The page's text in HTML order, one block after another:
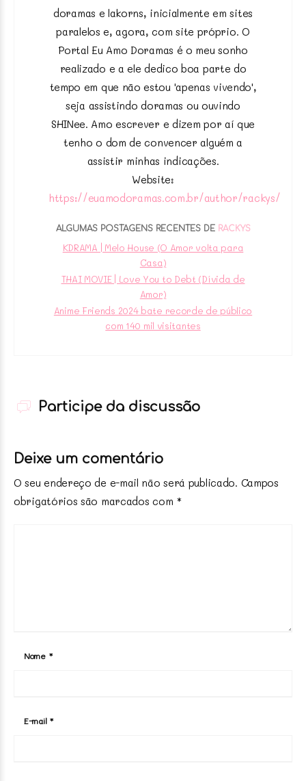
doramas e lakorns, inicialmente em sites
paralelos e, agora, com site próprio. O
Portal Eu Amo Doramas é o meu sonho
realizado e a ele dedico boa parte do
tempo em que não estou 'apenas vivendo',
seja assistindo doramas ou ouvindo
SHINee. Amo escrever e dizem por aí que
tenho o dom de convencer alguém a
assistir minhas indicações.
Website:
https://euamodoramas.com.br/author/rackys/
ALGUMAS POSTAGENS RECENTES DE RACKYS
KDRAMA | Melo House (O Amor volta para
Casa)
THAI MOVIE | Love You to Debt (Dívida de
Amor)
Anime Friends 2024 bate recorde de público
com 140 mil visitantes
Participe da discussão
Deixe um comentário
O seu endereço de e-mail não será publicado. Campos
obrigatórios são marcados com *
Nome *
E-mail *